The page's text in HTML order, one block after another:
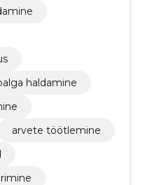
haldamine
arvete töötlemine